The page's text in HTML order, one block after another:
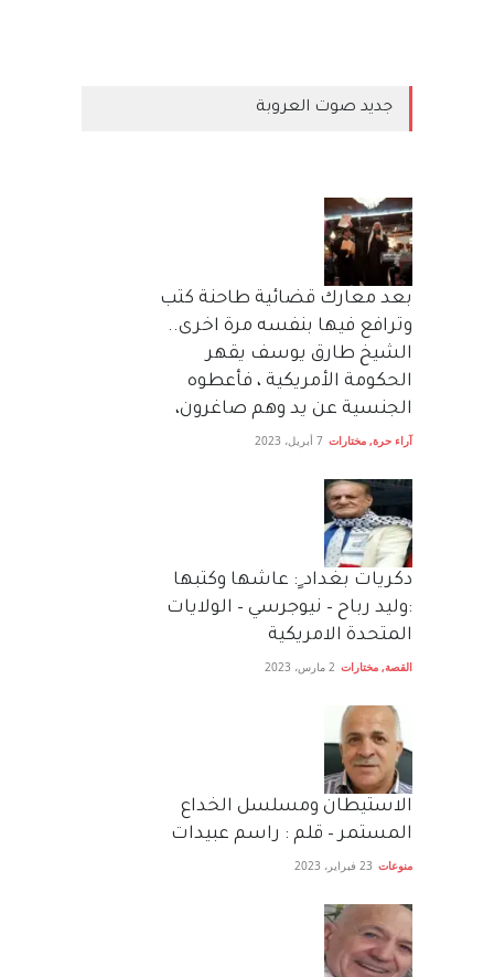
جديد صوت العروبة
بعد معارك قضائية طاحنة كتب
وترافع فيها بنفسه مرة اخرى..
الشيخ طارق يوسف يقهر
الحكومة الأمريكية ، فأعطوه
الجنسية عن يد وهم صاغرون،
آراء حرة, مختارات 7 أبريل، 2023
دكريات بغداد ٍ: عاشها وكتبها
:وليد رباح – نيوجرسي – الولايات
المتحدة الامريكية
القصة, مختارات 2 مارس، 2023
الاستيطان ومسلسل الخداع
المستمر – قلم : راسم عبيدات
منوعات 23 فبراير، 2023